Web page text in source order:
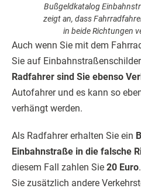
Bußgeldkatalog
zeigt an, dass
in beide Richtungen
Auch wenn Sie mit dem
Sie auf
Radfahrer sind Sie ebenso
Autofahrer und es kann so
verhängt werden.
Als Radfahrer erhalten Sie ein
Einbahnstraße in die falsche
diesem Fall zahlen Sie 20 Euro
Sie zusätzlich andere